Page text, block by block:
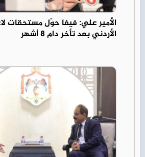
الأمير علي: فيفا حوّل مستحقات
الأردني بعد تأخر دام 8 أشهر